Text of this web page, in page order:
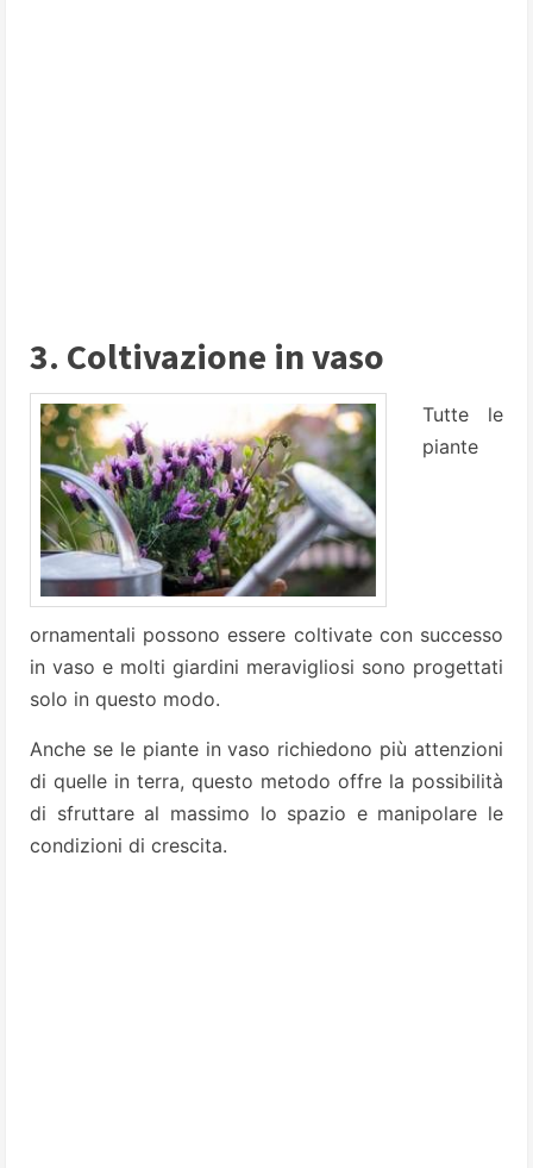
3. Coltivazione in vaso
Tutte le
piante
ornamentali possono essere coltivate con successo
in vaso e molti giardini meravigliosi sono progettati
solo in questo modo.
Anche se le piante in vaso richiedono più attenzioni
di quelle in terra, questo metodo offre la possibilità
di sfruttare al massimo lo spazio e manipolare le
condizioni di crescita.